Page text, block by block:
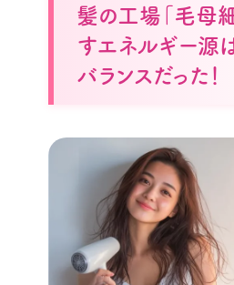
髪の工場「毛母
すエネルギー源
バランスだった！